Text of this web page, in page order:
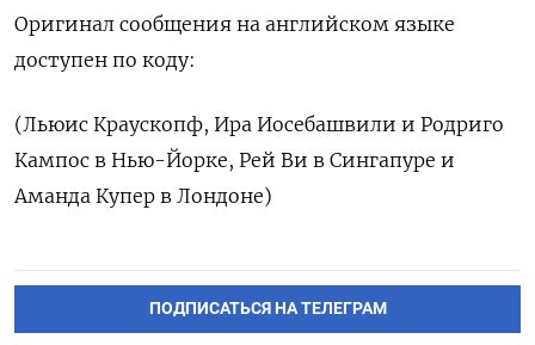
Оригинал сообщения на английском языке
доступен по коду:
(Льюис Краускопф, Ира Иосебашвили и Родриго
Кампос в Нью-Йорке, Рей Ви в Сингапуре и
Аманда Купер в Лондоне)
ПОДПИСАТЬСЯ НА ТЕЛЕГРАМ